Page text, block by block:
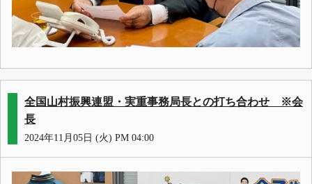
全国山村振興連盟・実重事務局長との打ち合わせ ※会
長
2024年11月05日 (火) PM 04:00